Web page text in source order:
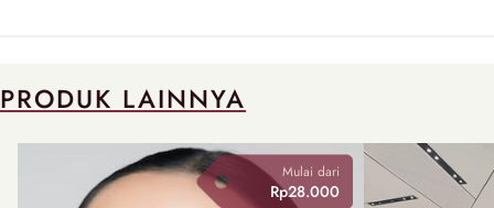
PRODUK LAINNYA
Mulai dari
Rp28.000